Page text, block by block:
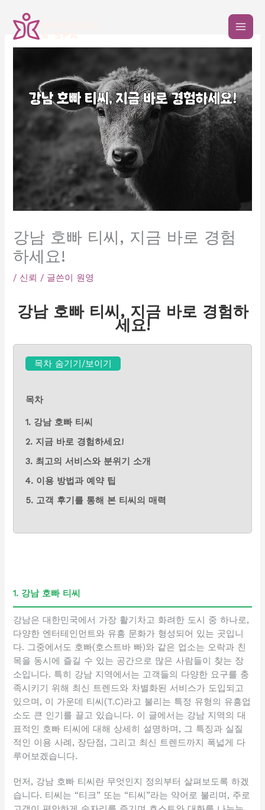
강남 호빠 티씨, 지금 바로 경험
하세요!
/ 신뢰 / 글쓴이 원영
강남 호빠 티씨, 지금 바로 경험하
세요!
목차 숨기기/보이기
목차
1. 강남 호빠 티씨
2. 지금 바로 경험하세요!
3. 최고의 서비스와 분위기 소개
4. 이용 방법과 예약 팁
5. 고객 후기를 통해 본 티씨의 매력
1. 강남 호빠 티씨
강남은 대한민국에서 가장 활기차고 화려한 도시 중 하나로,
다양한 엔터테인먼트와 유흥 문화가 형성되어 있는 곳입니
다. 그중에서도 호빠(호스트바 빠)와 같은 업소는 오락과 친
목을 동시에 즐길 수 있는 공간으로 많은 사람들이 찾는 장
소입니다. 특히 강남 지역에서는 고객들의 다양한 요구를 충
족시키기 위해 최신 트렌드와 차별화된 서비스가 도입되고
있으며, 이 가운데 티씨(T.C)라고 불리는 특정 유형의 유흥업
소도 큰 인기를 끌고 있습니다. 이 글에서는 강남 지역의 대
표적인 호빠 티씨에 대해 상세히 설명하며, 그 특징과 실질
적인 이용 사례, 장단점, 그리고 최신 트렌드까지 폭넓게 다
루어보겠습니다.
먼저, 강남 호빠 티씨란 무엇인지 정의부터 살펴보도록 하겠
습니다. 티씨는 “티크” 또는 “티씨”라는 약어로 불리며, 주로